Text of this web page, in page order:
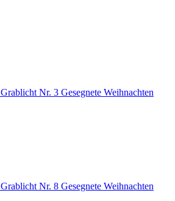
Grablicht Nr. 3 Gesegnete Weihnachten
Grablicht Nr. 8 Gesegnete Weihnachten